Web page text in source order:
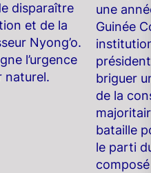
disparaître
et de la
Nyong’o.
l’urgence
naturel.
une
Guinée
briguer
de la
bataille
le parti